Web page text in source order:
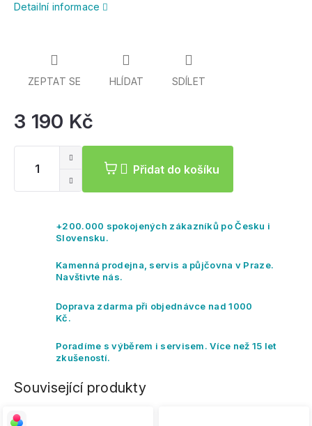
3 190 Kč
Přidat do košíku
Detailní informace
ZEPTAT SE HLÍDAT SDÍLET
+200.000 spokojených zákazníků po Česku i
Slovensku.
Kamenná prodejna, servis a půjčovna v Praze.
Navštivte nás.
Doprava zdarma při objednávce nad 1000
Kč.
Poradíme s výběrem i servisem. Více než 15 let
zkušeností.
Související produkty